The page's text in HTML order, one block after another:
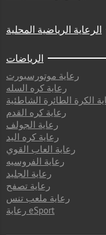
الرعاية الرياضية المحلية
الرياضات
رعاية موتورسبورت
رعاية كره السله
الكرة الطائرة الشاطئية
رعاية كره القدم
رعاية الجولف
رعاية كره اليد
رعاية العاب القوي
رعاية الفروسيه
رعاية الجليد
رعاية تصفح
رعاية ملعب تنس
رعاية eSport